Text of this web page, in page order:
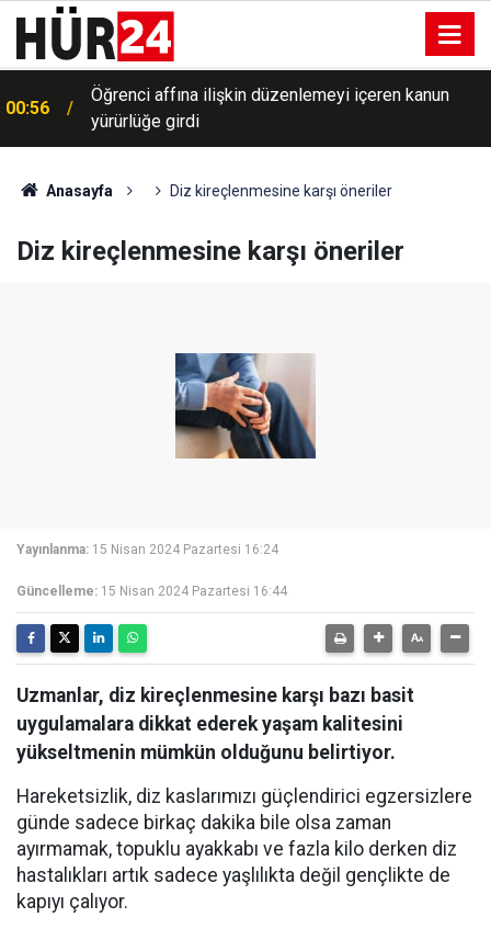
00:56
Öğrenci affına ilişkin düzenlemeyi içeren kanun
yürürlüğe girdi
Anasayfa Diz kireçlenmesine karşı öneriler
Diz kireçlenmesine karşı öneriler
Yayınlanma: 15 Nisan 2024 Pazartesi 16:24
Güncelleme: 15 Nisan 2024 Pazartesi 16:44
Uzmanlar, diz kireçlenmesine karşı bazı basit
uygulamalara dikkat ederek yaşam kalitesini
yükseltmenin mümkün olduğunu belirtiyor.
Hareketsizlik, diz kaslarımızı güçlendirici egzersizlere
günde sadece birkaç dakika bile olsa zaman
ayırmamak, topuklu ayakkabı ve fazla kilo derken diz
hastalıkları artık sadece yaşlılıkta değil gençlikte de
kapıyı çalıyor.